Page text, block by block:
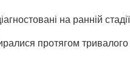
на ранній
протягом